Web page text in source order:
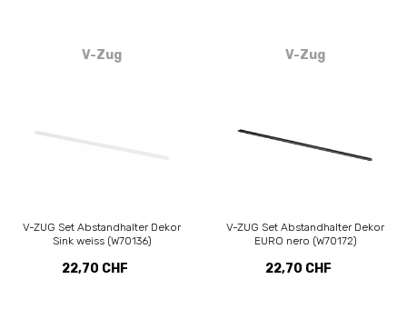
V-Zug
V-ZUG Set Abstandhalter Dekor
Sink weiss (W70136)
22,70 CHF
V-Zug
V-ZUG Set Abstandhalter Dekor
EURO nero (W70172)
22,70 CHF